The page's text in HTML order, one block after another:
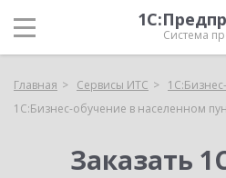
Система
Главная Сервисы ИТС
1С:Бизнес-обучение в населенном
Заказать